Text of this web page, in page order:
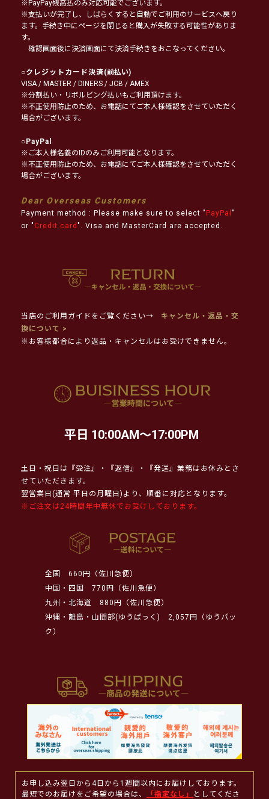
※PayPay残高払のみ対応可能でございます。
※支払いが完了し、しばらくすると自動でご利用のサービスへ戻り
ます。手続き中にページを閉じると購入が失敗する可能性がありま
す。
確認画面後に決済画面にて決済手続きをおこなってください。
○クレジットカード決済(前払い)
VISA / MASTER / DINERS / JCB / AMEX
※分割払い・リボルビング払いもご利用頂けます。
※不正使用防止のため、お電話にてご本人様確認をさせていただく
場合がございます。
○PayPal
※ご本人様名義のIDのみご利用可能となります。
※不正使用防止のため、お電話にてご本人様確認をさせていただく
場合がございます。
Dear Overseas Customers
Payment method : Please make sure to select " PayPal "
or " Credit card ". Visa and MasterCard are accepted.
当店のご利用ガイドをご覧ください→
キャンセル・返品・交
換について >
※お客様都合により返品・キャンセルはお受けできません。
平日 10:00AM～17:00PM
土日・祝日は『受注』・『返信』・『発送』業務はお休みとさ
せていただきます。
翌営業日(通常 平日の月曜日)より、順番に対応となります。
※ご注文は24時間年中無休でお受けしております。
全国
660円（佐川急便）
中国・四国
770円（佐川急便）
九州・北海道
880円（佐川急便）
沖縄・離島・山間部(ゆうぱっく)
2,057円（ゆうパッ
ク）
お申し込み翌日から4日から1週間以内にお届けしております。
最短でのお届けをご希望の場合は、
「指定なし」
としてくださ